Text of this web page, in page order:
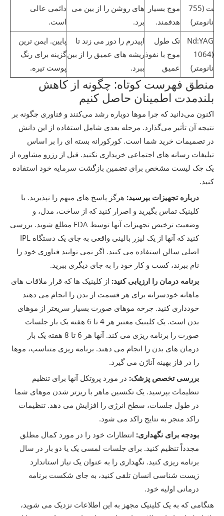
ت (755
نانومتر)
موج بسیار
هدفمند.
های روشن را از بین می
برد.
دائمی عالی
است.
Nd:YAG
(1064
نانومتر)
تک طول
موج با نفوذ
عمیق
اپیدرم را دور می زند تا
ریشه های عمیق را از بین
ببرد.
پایین. ایمن ترین
گزینه برای رنگ
پوست تیره.
منطق فهرست کوتاه: چگونه از کاهش
بلندمدت اطمینان حاصل کنیم
اکنون می‌دانید که چرا موها دوباره رشد می‌کنند و فناوری چگونه بر
نتیجه آن تأثیر می‌گذارد. مرحله بعدی شامل استفاده از این دانش
در تصمیمات خرید شما است. کورکورانه بسته ای را بر اساس
تبلیغات رسانه های اجتماعی خریداری نکنید. قبل از رزرو مشاوره از
یک چک لیست مشخص برای تضمین بازگشت سرمایه خود استفاده
کنید.
درباره تجهیزات بپرسید: هرگز پاسخ های مبهم را نپذیرید. با
کلینیک تماس بگیرید و اصرار کنید که از ساخت، مدل، و
وضعیت ترخیص تجهیزات آنها توسط FDA مطلع شوید. بررسی
کنید که آنها از یک لیزر بالینی واقعی به جای یک دستگاه IPL
اصلی سالن استفاده می کنند. اگر نمی توانند فناوری خود را
نام ببرند، کسب و کار خود را به جای دیگری ببرید.
برنامه درمان را ارزیابی کنید: از کلینیک ها که قرار ملاقات های
ماهانه خودسرانه برای هر قسمت از بدن را انجام می دهند
خودداری کنید. چرخه موهای صورت بسیار سریعتر از موهای
بدن است. یک کلینیک معتبر هر 4 تا 6 هفته یک بار جلسات
صورت را برنامه ریزی می کند. آنها هر 6 تا 8 هفته یک بار
درمان های بدن را انجام می دهند. برنامه ریزی متناسب، موها
را در فاز بهینه آناژن می گیرد.
بررسی تخصص پزشک: در مورد پروتکل آنها برای تنظیم
تنظیمات بپرسید. یک تکنسین ماهر با ریزتر شدن موهای شما
در طول جلسات، سطح انرژی را افزایش می دهد. تنظیمات
راکد منجر به نتایج راکد می شود.
بودجه برای نگهداری: انتظارات خود را در مورد کمال مطلق
مجدداً تنظیم کنید. برای جلسات لمسی یک یا دو بار در سال
برنامه ریزی کنید. نگهداری را به عنوان یک نیاز استاندارد
زیست شناسی انسان تلقی کنید، به جای شکست برنامه
درمانی اولیه خود.
هنگامی که به یک کلینیک مجهز به این اطلاعات نزدیک می شوید،